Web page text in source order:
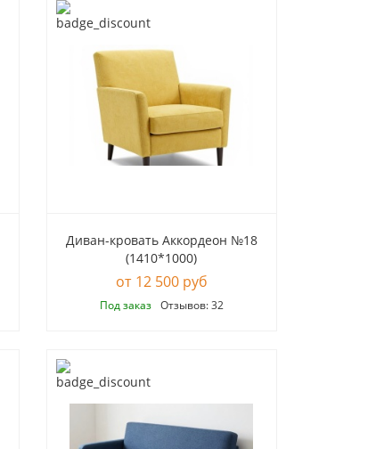
Диван-кровать Аккордеон №18
(1410*1000)
12 500 руб
Под заказ Отзывов: 32